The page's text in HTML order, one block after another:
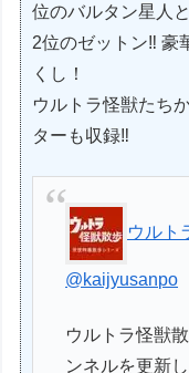
位のバルタン星人と
2位のゼットン‼ 豪
くし！
ウルトラ怪獣たち
ターも収録‼
ウルト
@kaijyusanpo
ウルトラ怪獣
ンネルを更新